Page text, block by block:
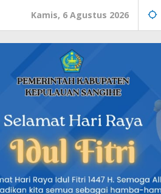
Kamis, 6 Agustus 2026